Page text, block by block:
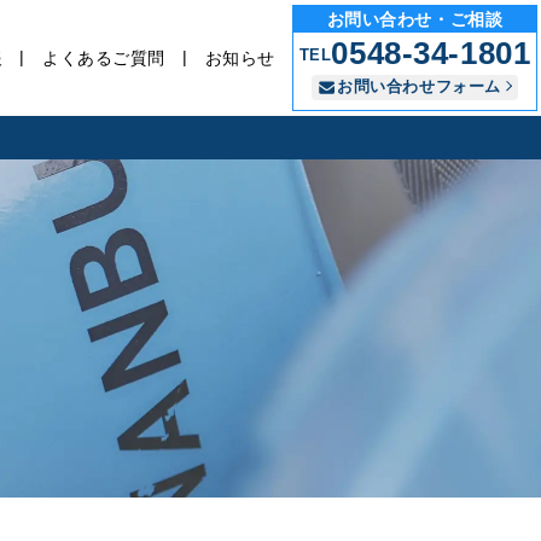
よくあるご質問 お知らせ
お問い合わせ・ご相談
TEL0548-34-1801
お問い合わせフォーム